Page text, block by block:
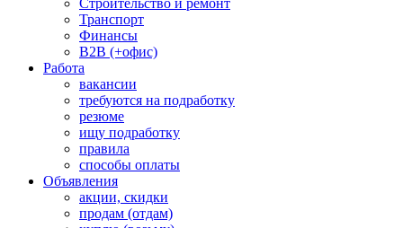
Строительство и ремонт
Транспорт
Финансы
B2B (+офис)
Работа
вакансии
требуются на подработку
резюме
ищу подработку
правила
способы оплаты
Объявления
акции, скидки
продам (отдам)